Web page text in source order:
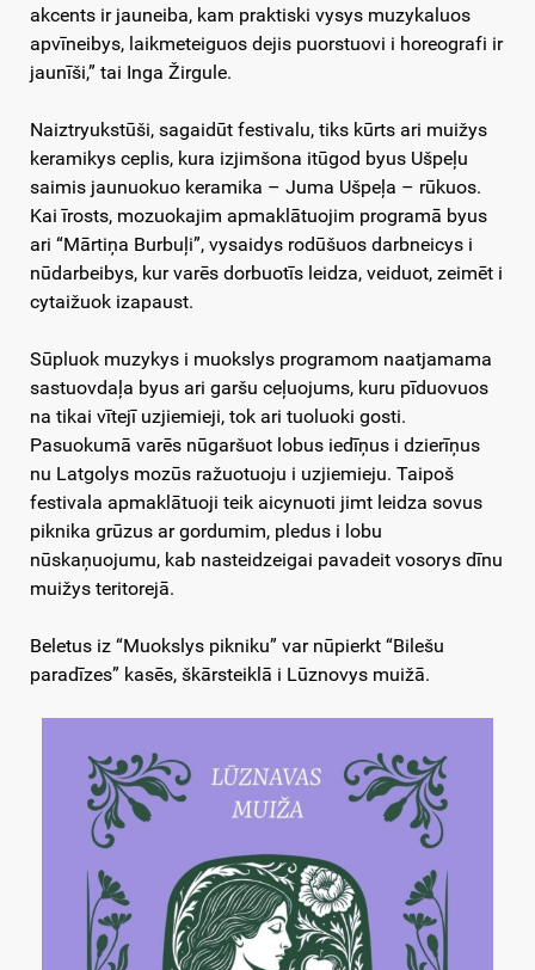
akcents ir jauneiba, kam praktiski vysys muzykaluos
apvīneibys, laikmeteiguos dejis puorstuovi i horeografi ir
jaunīši,” tai Inga Žirgule.
Naiztryukstūši, sagaidūt festivalu, tiks kūrts ari muižys
keramikys ceplis, kura izjimšona itūgod byus Ušpeļu
saimis jaunuokuo keramika – Juma Ušpeļa – rūkuos.
Kai īrosts, mozuokajim apmaklātuojim programā byus
ari “Mārtiņa Burbuļi”, vysaidys rodūšuos darbneicys i
nūdarbeibys, kur varēs dorbuotīs leidza, veiduot, zeimēt i
cytaižuok izapaust.
Sūpluok muzykys i muokslys programom naatjamama
sastuovdaļa byus ari garšu ceļuojums, kuru pīduovuos
na tikai vītejī uzjiemieji, tok ari tuoluoki gosti.
Pasuokumā varēs nūgaršuot lobus iedīņus i dzierīņus
nu Latgolys mozūs ražuotuoju i uzjiemieju. Taipoš
festivala apmaklātuoji teik aicynuoti jimt leidza sovus
piknika grūzus ar gordumim, pledus i lobu
nūskaņuojumu, kab nasteidzeigai pavadeit vosorys dīnu
muižys teritorejā.
Beletus iz “Muokslys pikniku” var nūpierkt “Bilešu
paradīzes” kasēs, škārsteiklā i Lūznovys muižā.